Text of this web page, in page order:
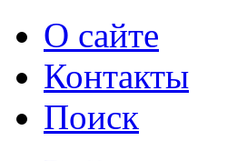
О сайте
Контакты
Поиск